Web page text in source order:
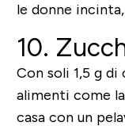
le donne
10.
Con soli 1,5 g
alimenti come
casa con un